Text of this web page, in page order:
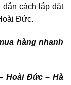
cách lắp đặt
Đức.
hàng nhanh
Hoài Đức – Hà